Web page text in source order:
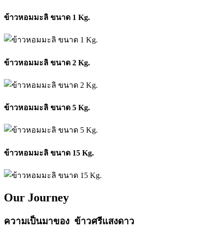
ข้าวหอมมะลิ ขนาด 1 Kg.
ข้าวหอมมะลิ ขนาด 2 Kg.
ข้าวหอมมะลิ ขนาด 5 Kg.
ข้าวหอมมะลิ ขนาด 15 Kg.
Our Journey
ความเป็นมาของ ข้าวศรีแสงดาว